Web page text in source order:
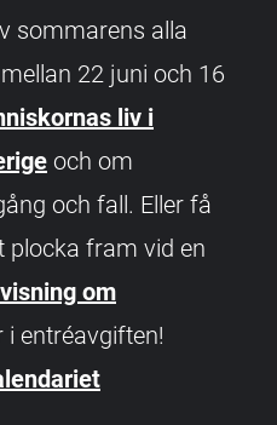
sommarens alla
22 juni och 16
liv i
och om
och fall. Eller få
plocka fram vid en
om
i entréavgiften!